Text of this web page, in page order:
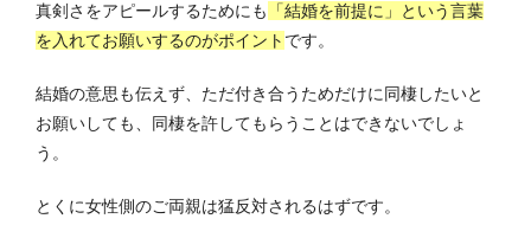
真剣さをアピールするためにも
「結婚を前提に」という言葉
を入れてお願いするのがポイント です。
結婚の意思も伝えず、ただ付き合うためだけに同棲したいと
お願いしても、同棲を許してもらうことはできないでしょ
う。
とくに女性側のご両親は猛反対されるはずです。